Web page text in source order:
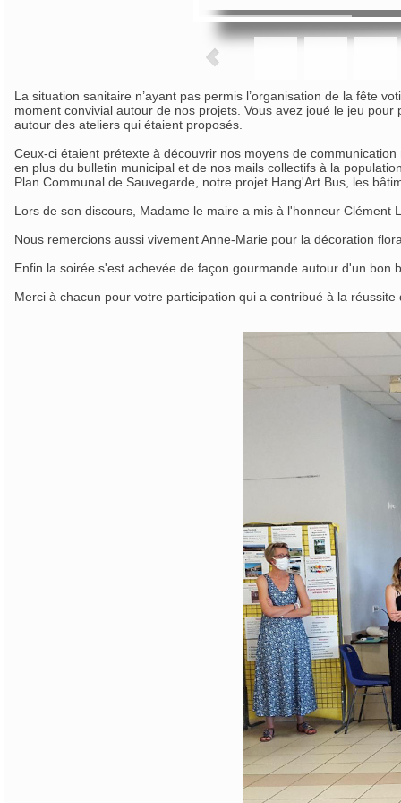
La situation sanitaire n’ayant pas permis l’organisation de la fête
moment convivial autour de nos projets. Vous avez joué le jeu
autour des ateliers qui étaient proposés.
Ceux-ci étaient prétexte à découvrir nos moyens de
en plus du bulletin municipal et de nos mails collectifs à la
Plan Communal de Sauvegarde, notre projet Hang'Art Bus, les
Lors de son discours, Madame le maire a mis à l'honneur
Nous remercions aussi vivement Anne-Marie pour la décoration
Enfin la soirée s'est achevée de façon gourmande autour d'un bon
Merci à chacun pour votre participation qui a contribué à la